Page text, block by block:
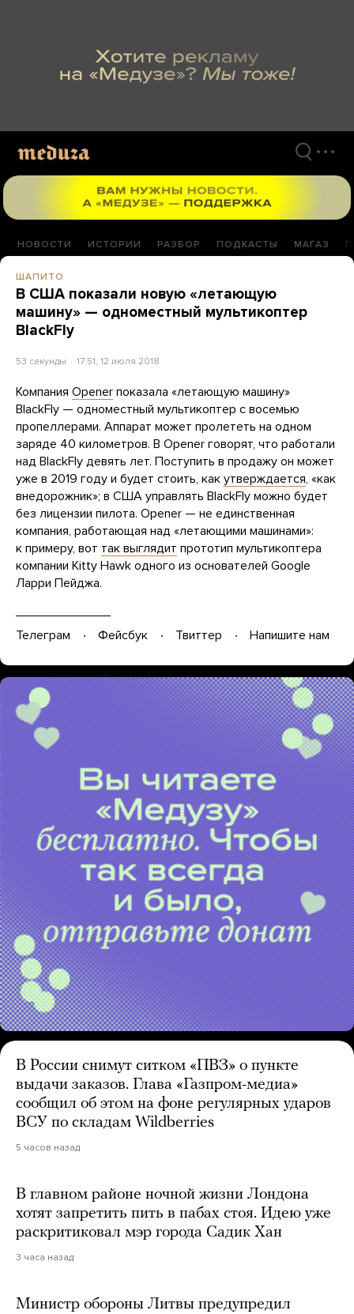
НОВОСТИ ИСТОРИИ РАЗБОР ПОДКАСТЫ МАГАЗ
ШАПИТО
В США показали новую «летающую
машину» — одноместный мультикоптер
BlackFly
53 секунды 17:51, 12 июля 2018
Компания Opener показала «летающую машину»
BlackFly — одноместный мультикоптер с восемью
пропеллерами. Аппарат может пролететь на одном
заряде 40 километров. В Opener говорят, что работали
над BlackFly девять лет. Поступить в продажу он может
уже в 2019 году и будет стоить, как утверждается, «как
внедорожник»; в США управлять BlackFly можно будет
без лицензии пилота. Opener — не единственная
компания, работающая над «летающими машинами»:
к примеру, вот так выглядит прототип мультикоптера
компании Kitty Hawk одного из основателей Google
Ларри Пейджа.
Телеграм Фейсбук Твиттер Напишите нам
В России снимут ситком «ПВЗ» о пункте
выдачи заказов. Глава «Газпром-медиа»
сообщил об этом на фоне регулярных ударов
ВСУ по складам Wildberries
5 часов назад
В главном районе ночной жизни Лондона
хотят запретить пить в пабах стоя. Идею уже
раскритиковал мэр города Садик Хан
3 часа назад
Министр обороны Литвы предупредил